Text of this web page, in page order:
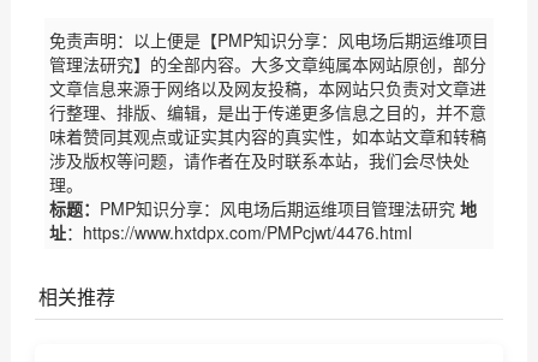
免责声明：以上便是【PMP知识分享：风电场后期运维项目
管理法研究】的全部内容。大多文章纯属本网站原创，部分
文章信息来源于网络以及网友投稿，本网站只负责对文章进
行整理、排版、编辑，是出于传递更多信息之目的，并不意
味着赞同其观点或证实其内容的真实性，如本站文章和转稿
涉及版权等问题，请作者在及时联系本站，我们会尽快处
理。
标题： PMP知识分享：风电场后期运维项目管理法研究 地
址：https://www.hxtdpx.com/PMPcjwt/4476.html
相关推荐